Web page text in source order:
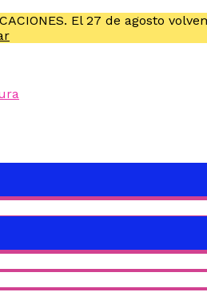
El 27 de agosto